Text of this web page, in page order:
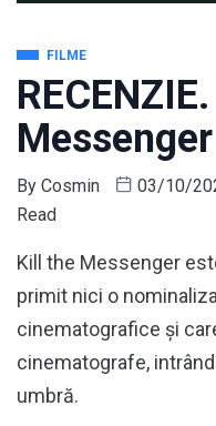
FILME
By Cosmin 03/10/
Read
Kill the Messenger
primit nici o
cinematografice și
cinematografe,
umbră.